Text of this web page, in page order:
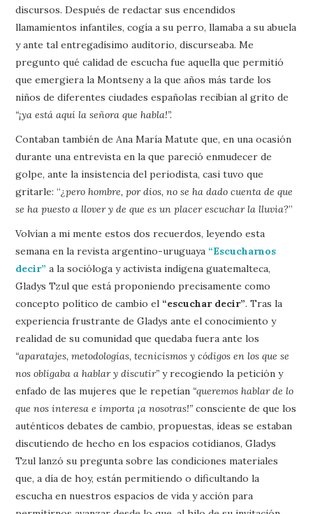
discursos. Después de redactar sus encendidos
llamamientos infantiles, cogía a su perro, llamaba a su abuela
y ante tal entregadísimo auditorio, discurseaba. Me
pregunto qué calidad de escucha fue aquella que permitió
que emergiera la Montseny a la que años más tarde los
niños de diferentes ciudades españolas recibían al grito de
“¡ya está aquí la señora que habla!”.
Contaban también de Ana María Matute que, en una ocasión
durante una entrevista en la que pareció enmudecer de
golpe, ante la insistencia del periodista, casi tuvo que
gritarle: “¿pero hombre, por dios, no se ha dado cuenta de que
se ha puesto a llover y de que es un placer escuchar la lluvia?”
Volvían a mi mente estos dos recuerdos, leyendo esta
semana en la revista argentino-uruguaya “Escucharnos
decir” a la socióloga y activista indígena guatemalteca,
Gladys Tzul que está proponiendo precisamente como
concepto político de cambio el “escuchar decir”. Tras la
experiencia frustrante de Gladys ante el conocimiento y
realidad de su comunidad que quedaba fuera ante los
“aparatajes, metodologías, tecnicismos y códigos en los que se
nos obligaba a hablar y discutir” y recogiendo la petición y
enfado de las mujeres que le repetían “queremos hablar de lo
que nos interesa e importa ¡a nosotras!” consciente de que los
auténticos debates de cambio, propuestas, ideas se estaban
discutiendo de hecho en los espacios cotidianos, Gladys
Tzul lanzó su pregunta sobre las condiciones materiales
que, a día de hoy, están permitiendo o dificultando la
escucha en nuestros espacios de vida y acción para